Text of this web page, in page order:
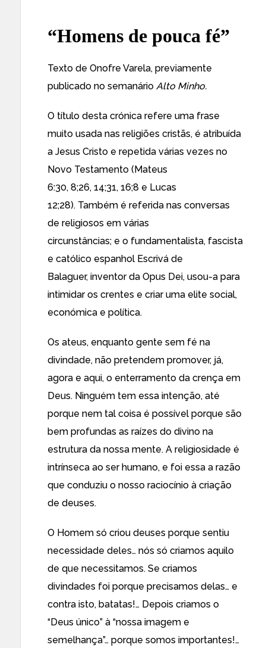
“Homens de pouca fé”
Texto de Onofre Varela, previamente
publicado no semanário Alto Minho.
O título desta crónica refere uma frase
muito usada nas religiões cristãs, é atribuída
a Jesus Cristo e repetida várias vezes no
Novo Testamento (Mateus
6:30, 8;26, 14;31, 16;8 e Lucas
12;28). Também é referida nas conversas
de religiosos em várias
circunstâncias; e o fundamentalista, fascista
e católico espanhol Escrivá de
Balaguer, inventor da Opus Dei, usou-a para
intimidar os crentes e criar uma elite social,
económica e política.
Os ateus, enquanto gente sem fé na
divindade, não pretendem promover, já,
agora e aqui, o enterramento da crença em
Deus. Ninguém tem essa intenção, até
porque nem tal coisa é possível porque são
bem profundas as raízes do divino na
estrutura da nossa mente. A religiosidade é
intrínseca ao ser humano, e foi essa a razão
que conduziu o nosso raciocínio à criação
de deuses.
O Homem só criou deuses porque sentiu
necessidade deles… nós só criamos aquilo
de que necessitamos. Se criamos
divindades foi porque precisamos delas… e
contra isto, batatas!… Depois criamos o
“Deus único” à “nossa imagem e
semelhança”… porque somos importantes!…